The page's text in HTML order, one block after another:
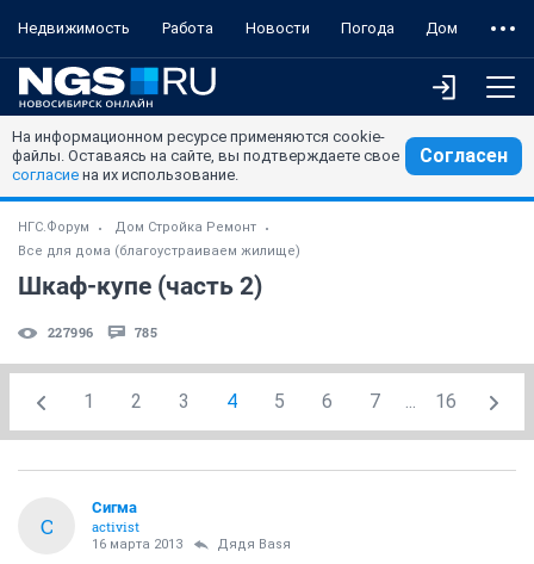
Недвижимость Работа Новости Погода Дом
На информационном ресурсе применяются cookie-
файлы. Оставаясь на сайте, вы подтверждаете свое
согласие на их использование.
Согласен
НГС.Форум
Дом Стройка Ремонт
Все для дома (благоустраиваем жилище)
Шкаф-купе (часть 2)
227996 785
1 2 3 4 5 6 7 ... 16
С
Сигма
activist
16 марта 2013 Дядя Ваsя